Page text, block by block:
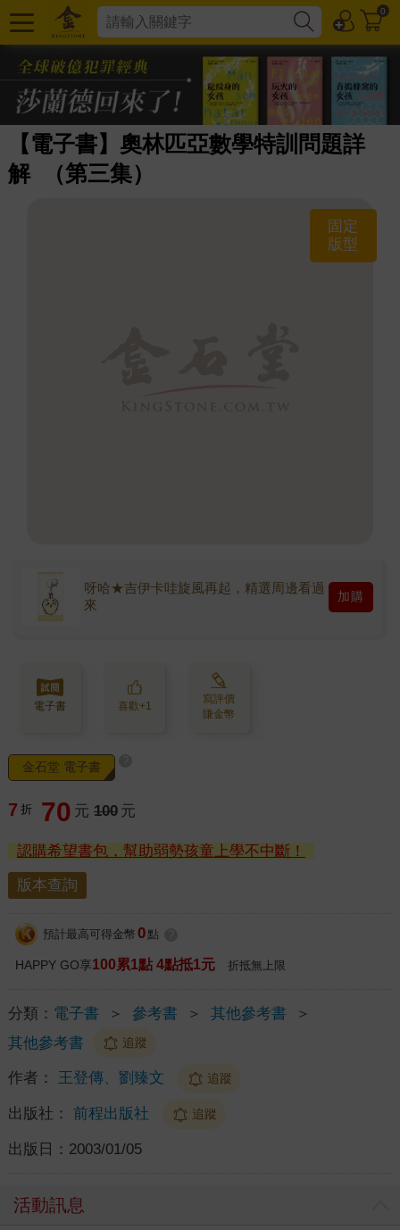
0
【電子書】奧林匹亞數學特訓問題詳
解 （第三集）
固定
版型
呀哈★吉伊卡哇旋風再起，精選周邊看過
來
加購
電子書 喜歡+1
寫評價
賺金幣
金石堂 電子書
7 折 70 元 100 元
認購希望書包，幫助弱勢孩童上學不中斷！
版本查詢
預計最高可得金幣 0 點
HAPPY GO享100累1點 4點抵1元 折抵無上限
分類： 電子書 ＞ 參考書 ＞ 其他參考書
＞
其他參考書
追蹤
作者： 王登傳、劉臻文 追蹤
出版社： 前程出版社 追蹤
出版日： 2003/01/05
活動訊息